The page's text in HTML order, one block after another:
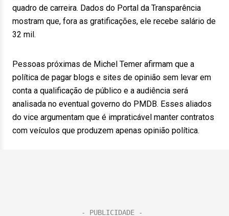
quadro de carreira. Dados do Portal da Transparência
mostram que, fora as gratificações, ele recebe salário de
32 mil.
Pessoas próximas de Michel Temer afirmam que a
política de pagar blogs e sites de opinião sem levar em
conta a qualificação de público e a audiência será
analisada no eventual governo do PMDB. Esses aliados
do vice argumentam que é impraticável manter contratos
com veículos que produzem apenas opinião política.